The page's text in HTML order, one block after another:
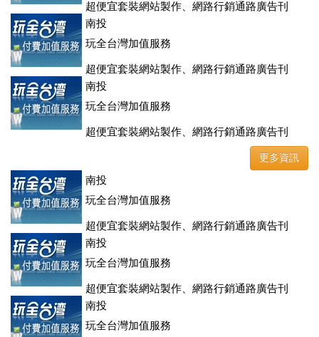
超便宜套裝網站製作、網路行銷通路廣告刊
登、訂房系統、客房委託旅行社銷售，全面優惠中....
南投
玩全台灣加值服務
超便宜套裝網站製作、網路行銷通路廣告刊
登、訂房系統、客房委託旅行社銷售，全面優惠中....
南投
玩全台灣加值服務
超便宜套裝網站製作、網路行銷通路廣告刊
登、訂房系統、客房委託旅行社銷售，全面優惠中....
更多資訊
南投
玩全台灣加值服務
超便宜套裝網站製作、網路行銷通路廣告刊
登、訂房系統、客房委託旅行社銷售，全面優惠中....
南投
玩全台灣加值服務
超便宜套裝網站製作、網路行銷通路廣告刊
登、訂房系統、客房委託旅行社銷售，全面優惠中....
南投
玩全台灣加值服務